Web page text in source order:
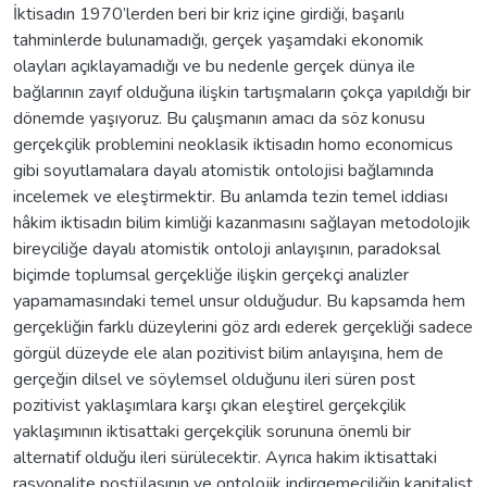
İktisadın 1970’lerden beri bir kriz içine girdiği, başarılı
tahminlerde bulunamadığı, gerçek yaşamdaki ekonomik
olayları açıklayamadığı ve bu nedenle gerçek dünya ile
bağlarının zayıf olduğuna ilişkin tartışmaların çokça yapıldığı bir
dönemde yaşıyoruz. Bu çalışmanın amacı da söz konusu
gerçekçilik problemini neoklasik iktisadın homo economicus
gibi soyutlamalara dayalı atomistik ontolojisi bağlamında
incelemek ve eleştirmektir. Bu anlamda tezin temel iddiası
hâkim iktisadın bilim kimliği kazanmasını sağlayan metodolojik
bireyciliğe dayalı atomistik ontoloji anlayışının, paradoksal
biçimde toplumsal gerçekliğe ilişkin gerçekçi analizler
yapamamasındaki temel unsur olduğudur. Bu kapsamda hem
gerçekliğin farklı düzeylerini göz ardı ederek gerçekliği sadece
görgül düzeyde ele alan pozitivist bilim anlayışına, hem de
gerçeğin dilsel ve söylemsel olduğunu ileri süren post
pozitivist yaklaşımlara karşı çıkan eleştirel gerçekçilik
yaklaşımının iktisattaki gerçekçilik sorununa önemli bir
alternatif olduğu ileri sürülecektir. Ayrıca hakim iktisattaki